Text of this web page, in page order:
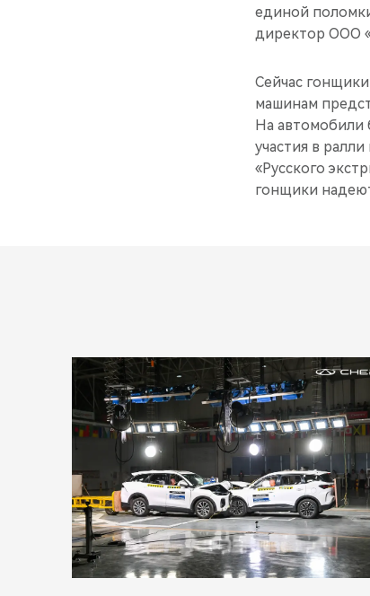
единой
директор ООО
Сейчас
машинам
На автомобили
участия в
«Русского
гонщики